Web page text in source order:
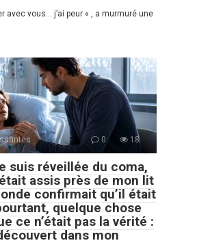
avec vous… j’ai peur « , a murmuré une
0 18
suis réveillée du coma,
assis près de mon lit
confirmait qu’il était
quelque chose
ce n’était pas la vérité :
dans mon